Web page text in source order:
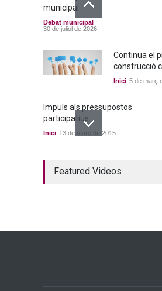
municipal
Debat municipal
30 de juliol de 2026
Continua el
construcció
Inici 5 de març
Impuls als pressupostos
participatius
Inici 13 de març de 2015
bandes
Featured Videos